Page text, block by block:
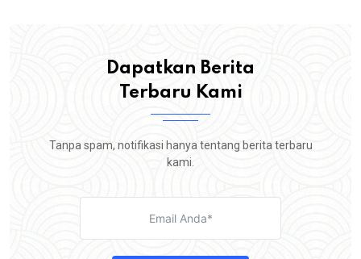
Dapatkan Berita
Terbaru Kami
Tanpa spam, notifikasi hanya tentang berita terbaru
kami.